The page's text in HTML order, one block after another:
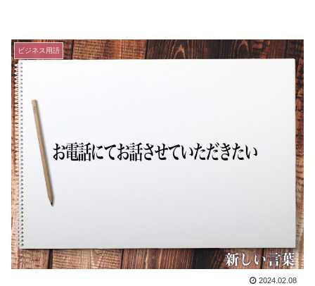
ビジネス用語
2024.02.08